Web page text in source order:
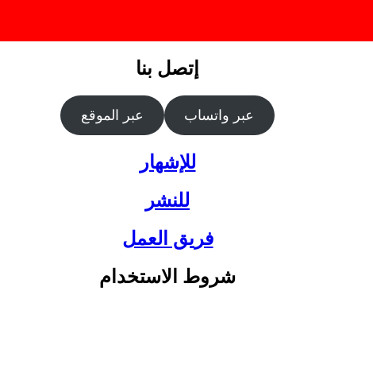
إتصل بنا
عبر واتساب عبر الموقع
للإشهار
للنشر
فريق العمل
شروط الاستخدام